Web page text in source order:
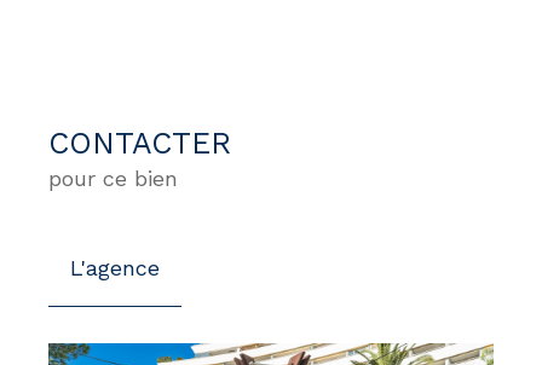
CONTACTER
pour ce bien
L'agence